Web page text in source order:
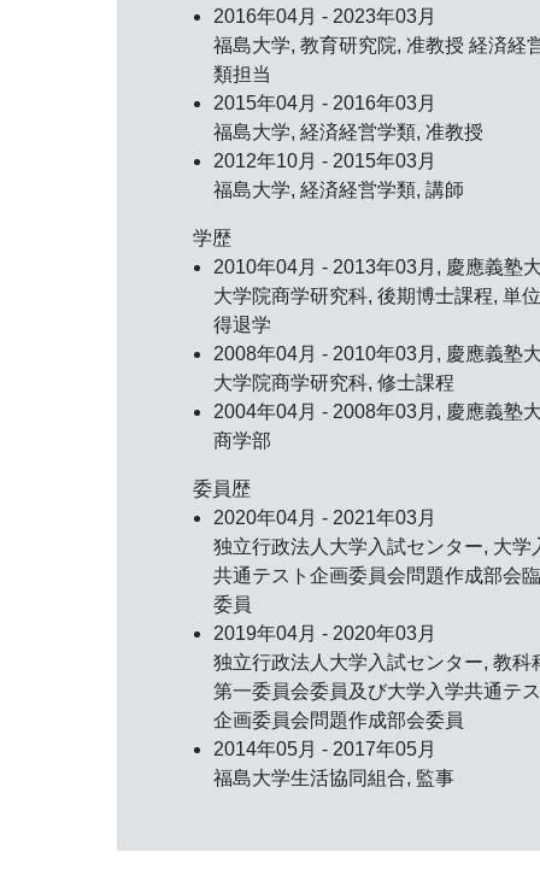
2016年04月 - 2023年03月
福島大学, 教育研究院, 准教授 経済経
類担当
2015年04月 - 2016年03月
福島大学, 経済経営学類, 准教授
2012年10月 - 2015年03月
福島大学, 経済経営学類, 講師
学歴
2010年04月 - 2013年03月, 慶應義塾
大学院商学研究科, 後期博士課程, 単
得退学
2008年04月 - 2010年03月, 慶應義塾
大学院商学研究科, 修士課程
2004年04月 - 2008年03月, 慶應義塾
商学部
委員歴
2020年04月 - 2021年03月
独立行政法人大学入試センター, 大学
共通テスト企画委員会問題作成部会
委員
2019年04月 - 2020年03月
独立行政法人大学入試センター, 教科
第一委員会委員及び大学入学共通テ
企画委員会問題作成部会委員
2014年05月 - 2017年05月
福島大学生活協同組合, 監事